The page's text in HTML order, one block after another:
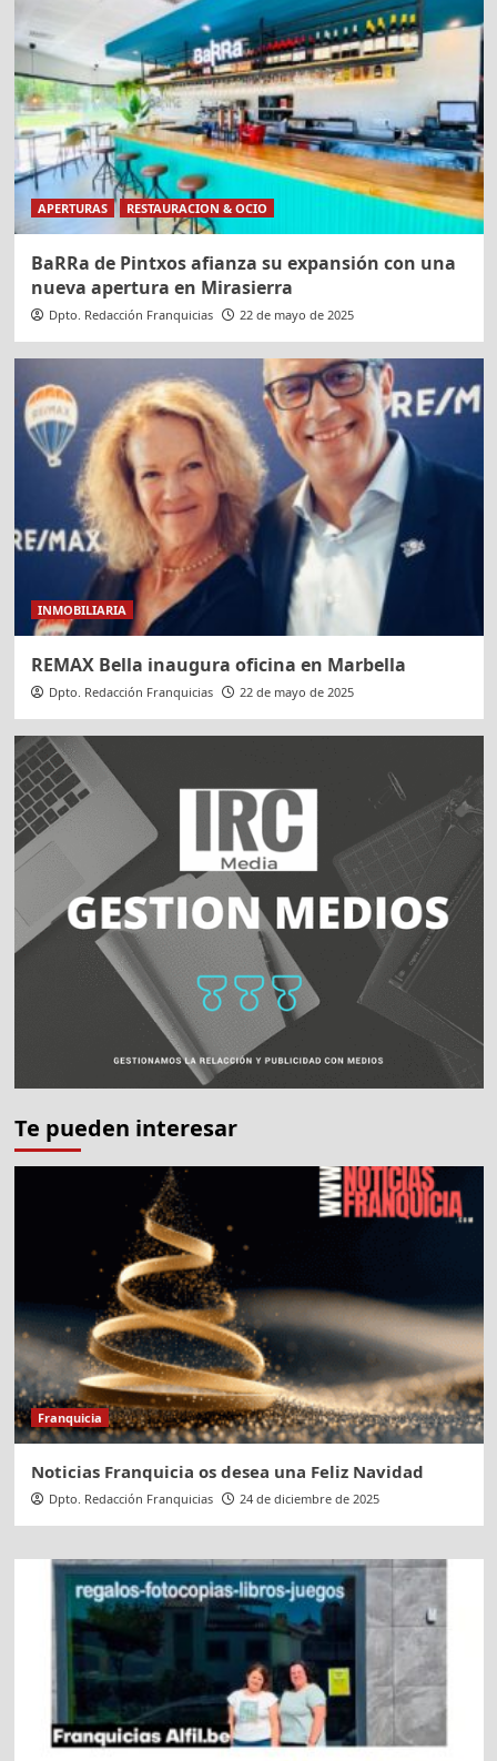
APERTURAS RESTAURACION & OCIO
BaRRa de Pintxos afianza su expansión con una
nueva apertura en Mirasierra
Dpto. Redacción Franquicias 22 de mayo de 2025
INMOBILIARIA
REMAX Bella inaugura oficina en Marbella
Dpto. Redacción Franquicias 22 de mayo de 2025
Te pueden interesar
Franquicia
Noticias Franquicia os desea una Feliz Navidad
Dpto. Redacción Franquicias 24 de diciembre de 2025